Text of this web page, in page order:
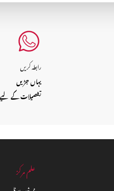
رابطہ کریں
یہاں جڑیں
تفصیلات کے لیے
علم مرکز